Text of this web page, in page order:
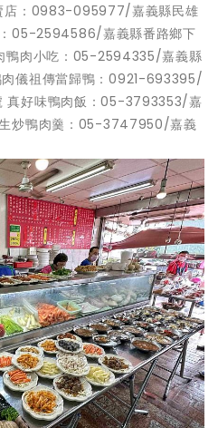
店：0983-095977/嘉義縣民雄
05-2594586/嘉義縣番路鄉下
鴨肉小吃：05-2594335/嘉義縣
肉儀祖傳當歸鴨：0921-693395/
真好味鴨肉飯：05-3793353/嘉
炒鴨肉羹：05-3747950/嘉義